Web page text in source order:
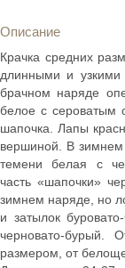
Описание
Крачка средних
длинными и
брачном наряде
белое с сероватым
шапочка. Лапы
вершиной. В зимнем
темени белая с
часть «шапочки»
зимнем наряде, но
и затылок
черновато-бурый.
размером, от